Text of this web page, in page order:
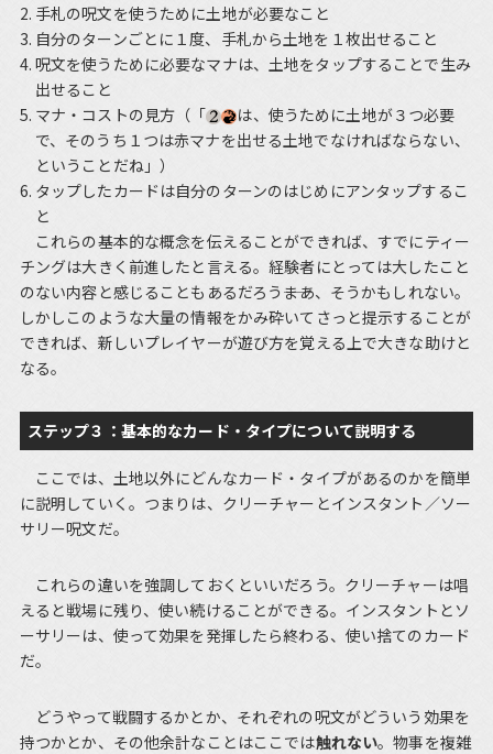
手札の呪文を使うために土地が必要なこと
自分のターンごとに１度、手札から土地を１枚出せること
呪文を使うために必要なマナは、土地をタップすることで生み
出せること
マナ・コストの見方（「
は、使うために土地が３つ必要
で、そのうち１つは赤マナを出せる土地でなければならない、
ということだね」）
タップしたカードは自分のターンのはじめにアンタップするこ
と
これらの基本的な概念を伝えることができれば、すでにティー
チングは大きく前進したと言える。経験者にとっては大したこと
のない内容と感じることもあるだろう――まあ、そうかもしれない。
しかしこのような大量の情報をかみ砕いてさっと提示することが
できれば、新しいプレイヤーが遊び方を覚える上で大きな助けと
なる。
ステップ３：基本的なカード・タイプについて説明する
ここでは、土地以外にどんなカード・タイプがあるのかを簡単
に説明していく。つまりは、クリーチャーとインスタント／ソー
サリー呪文だ。
これらの違いを強調しておくといいだろう。クリーチャーは唱
えると戦場に残り、使い続けることができる。インスタントとソ
ーサリーは、使って効果を発揮したら終わる、使い捨てのカード
だ。
どうやって戦闘するかとか、それぞれの呪文がどういう効果を
持つかとか、その他余計なことはここでは触れない。物事を複雑